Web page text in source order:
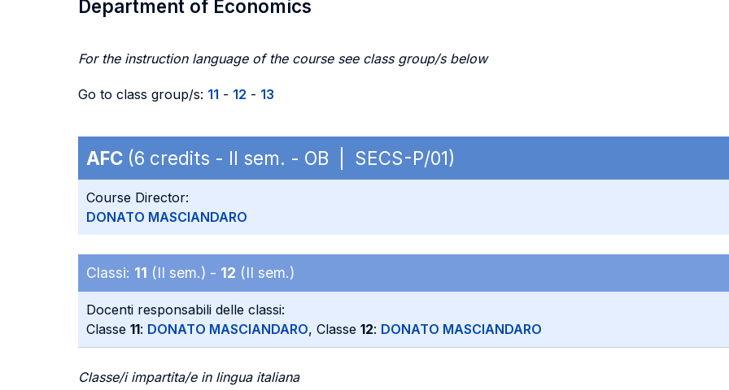
Department of Economics
For the instruction language of the course see class group/s below
Go to class group/s: 11 - 12 - 13
AFC (6 credits - II sem. - OB | SECS-P/01)
Course Director:
DONATO MASCIANDARO
Classi: 11 (II sem.) - 12 (II sem.)
Docenti responsabili delle classi:
Classe 11: DONATO MASCIANDARO, Classe 12: DONATO MASCIANDARO
Classe/i impartita/e in lingua italiana